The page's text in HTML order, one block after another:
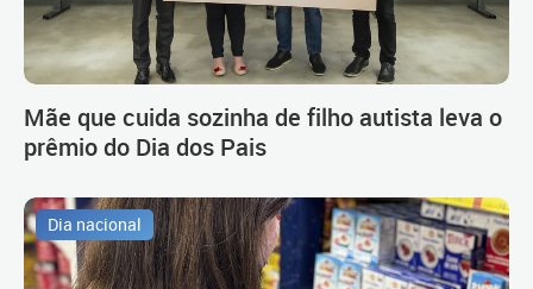
Mãe que cuida sozinha de filho autista leva o
prêmio do Dia dos Pais
Dia nacional